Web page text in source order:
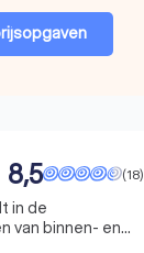
(18)
8,5
in de
van binnen- en